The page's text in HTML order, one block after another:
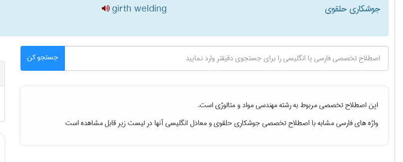
جوشکاری حلقوی girth welding
جستجو کن
این اصطلاح تخصصی مربوط به رشتهمهندسی مواد و متالوژیاست.
واژه های فارسی مشابه با اصطلاح تخصصیجوشکاری حلقویو معادل انگلیسی آنها در لیست زیر قابل مشاهده است